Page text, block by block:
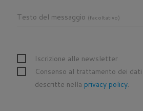
Testo del messaggio (facoltativo)
Iscrizione alle newsletter
Consenso al trattamento dei
descritte nella privacy policy.